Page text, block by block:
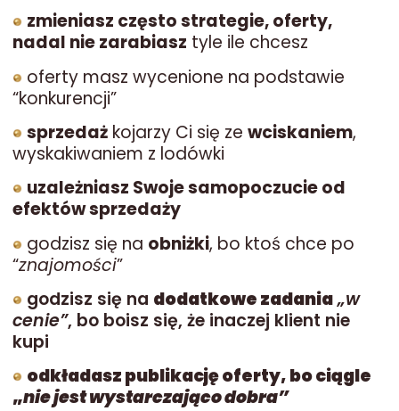
zmieniasz często strategie, oferty,
nadal nie zarabiasz tyle ile chcesz
oferty masz wycenione na podstawie
“konkurencji”
sprzedaż kojarzy Ci się ze wciskaniem,
wyskakiwaniem z lodówki
uzależniasz Swoje samopoczucie od
efektów sprzedaży
godzisz się na obniżki, bo ktoś chce po
“znajomości”
godzisz się na dodatkowe zadania„w
cenie”, bo boisz się, że inaczej klient nie
kupi
odkładasz publikację oferty, bo ciągle
„nie jest wystarczająco dobra”